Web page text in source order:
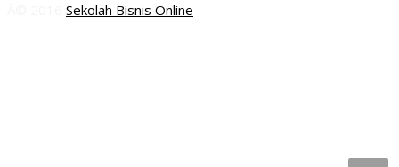
Sekolah Bisnis Online